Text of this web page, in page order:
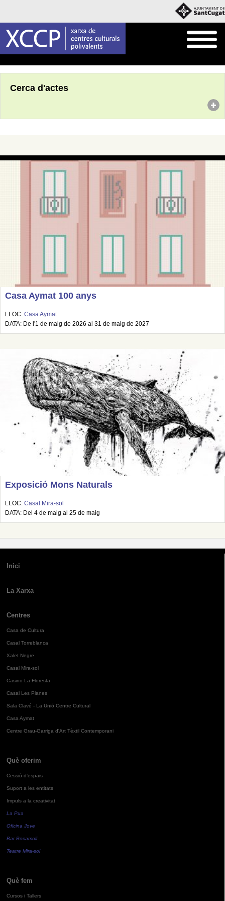
Cerca d'actes
Casa Aymat 100 anys
LLOC: Casa Aymat
DATA: De l'1 de maig de 2026 al 31 de maig de 2027
Exposició Mons Naturals
LLOC: Casal Mira-sol
DATA: Del 4 de maig al 25 de maig
Inici
La Xarxa
Centres
Casa de Cultura
Casal Torreblanca
Xalet Negre
Casal Mira-sol
Casino La Floresta
Casal Les Planes
Sala Clavé - La Unió Centre Cultural
Casa Aymat
Centre Grau-Garriga d'Art Tèxtil Contemporani
Què oferim
Cessió d'espais
Suport a les entitats
Impuls a la creativitat
La Pua
Oficina Jove
Bar Bocamoll
Teatre Mira-sol
Què fem
Cursos i Tallers